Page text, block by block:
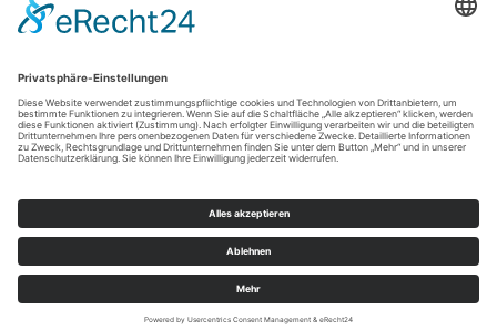
MöhnetalRadweg Johannes-Hummel-Weg 1 57392 Schmallenberg
Sauerland-Tourismus e.V.
Cookie-Einstellungen